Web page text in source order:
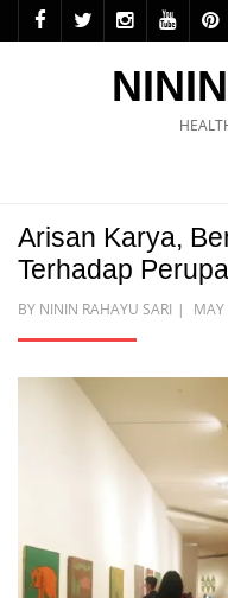
Arisan Karya,
Terhadap
BY NININ RAHAYU SARI